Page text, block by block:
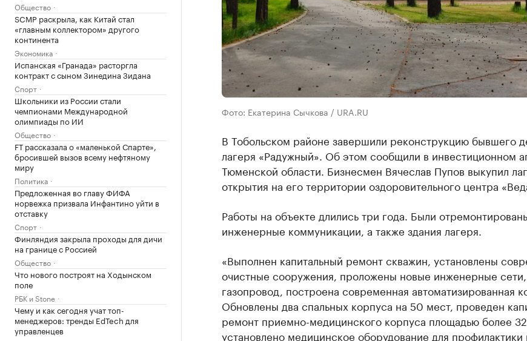
Общество
SCMP раскрыла, как Китай стал
«главным коллектором» другого
континента
Экономика
Испанская «Гранада» расторгла
контракт с сыном Зинедина Зидана
Спорт
Школьники из России стали
чемпионами Международной
олимпиады по ИИ
Общество
FT рассказала о «маленькой Спарте»,
бросившей вызов всему нефтяному
миру
Политика
Предложенная во главу ФИФА
норвежка призвала Инфантино уйти в
отставку
Спорт
Финляндия закрыла проходы для дичи
на границе с Россией
Общество
Что нового построят на Ходынском
поле
РБК и Stone
Чему и как сегодня учат топ-
менеджеров: тренды EdTech для
управленцев
Фото: Екатерина Сычкова / URA.RU
В Тобольском районе завершили реконструкцию бывшего
лагеря «Радужный». Об этом сообщили в инвестиционном
Тюменской области. Бизнесмен Вячеслав Пупов выкупил
открытия на его территории оздоровительного центра
Работы на объекте длились три года. Были
инженерные коммуникации, а также здания лагеря.
«Выполнен капитальный ремонт скважин, установлены
очистные сооружения, проложены новые инженерные
газопровод, построена современная автоматизированная
Обновлены два спальных корпуса на 50 мест, проведен
ремонт приемно-медицинского корпуса площадью более
установлено медицинское оборудование для профилактики